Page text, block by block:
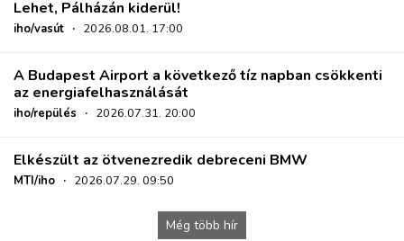
Lehet, Pálházán kiderül!
iho/vasút · 2026.08.01. 17:00
A Budapest Airport a következő tíz napban csökkenti
az energiafelhasználását
iho/repülés · 2026.07.31. 20:00
Elkészült az ötvenezredik debreceni BMW
MTI/iho · 2026.07.29. 09:50
Még több hír